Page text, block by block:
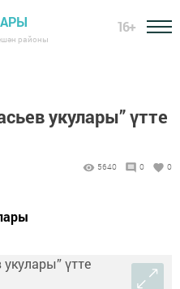
районы
16+
укулары” үтте
5640 0 0